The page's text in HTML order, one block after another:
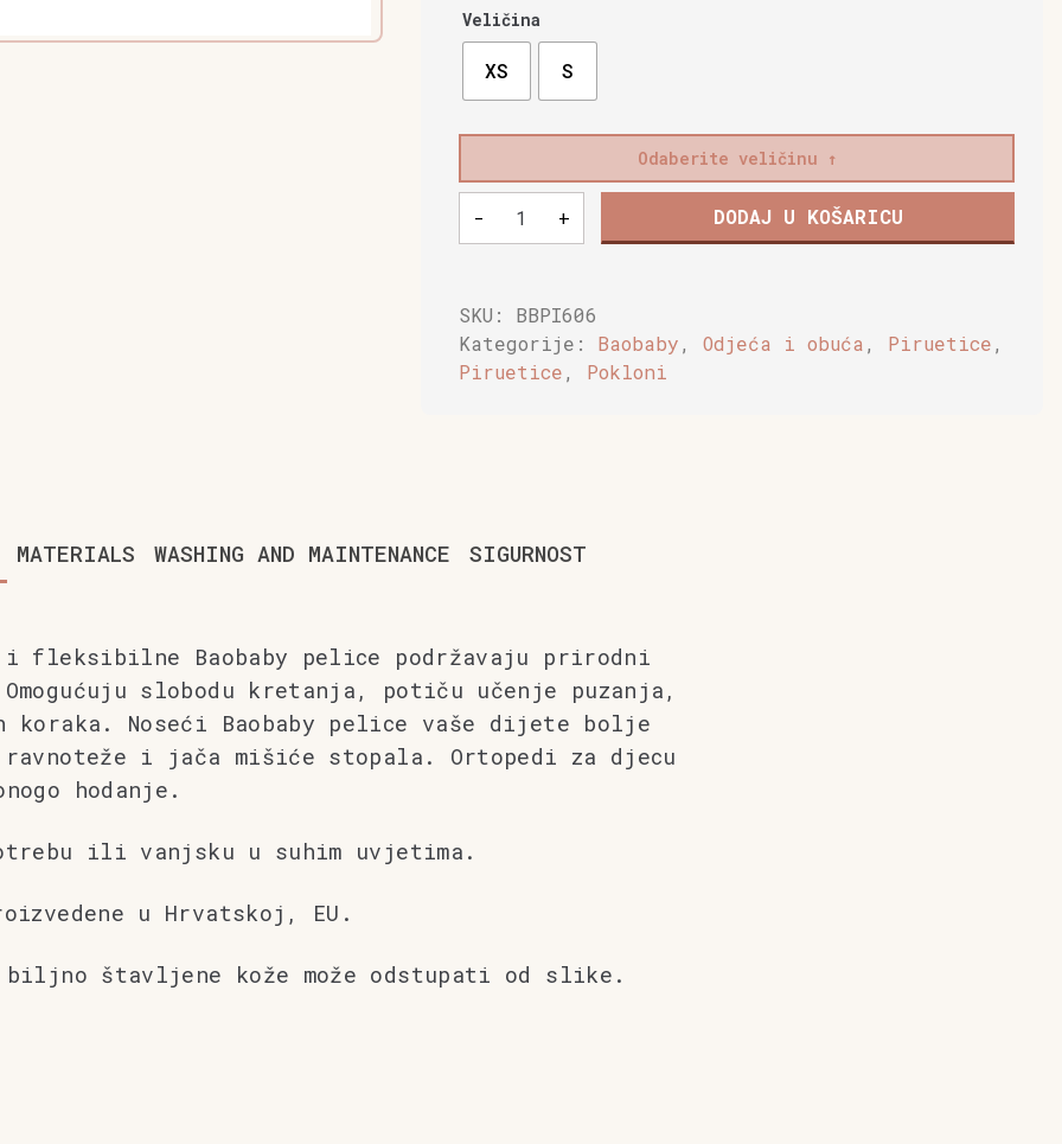
Veličina
XS S
Odaberite veličinu
Piruetice
powder
količina
- + DODAJ U KOŠARICU
SKU: BBPI606
Kategorije: Baobaby,Odjeća i obuća , Piruetice,
Piruetice, Pokloni
MATERIALS WASHING AND MAINTENANCE SIGURNOST
i fleksibilne Baobaby pelice podržavaju prirodni
slobodu kretanja, potiču učenje puzanja,
Noseći Baobaby pelice vaše dijete bolje
i jača mišiće stopala. Ortopedi za djecu
hodanje.
ili vanjsku u suhim uvjetima.
u Hrvatskoj, EU.
štavljene kože može odstupati od slike.